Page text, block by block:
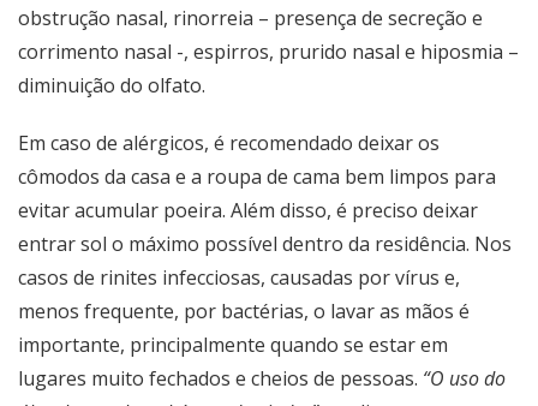
obstrução nasal, rinorreia – presença de secreção e
corrimento nasal -, espirros, prurido nasal e hiposmia –
diminuição do olfato.
Em caso de alérgicos, é recomendado deixar os
cômodos da casa e a roupa de cama bem limpos para
evitar acumular poeira. Além disso, é preciso deixar
entrar sol o máximo possível dentro da residência. Nos
casos de rinites infecciosas, causadas por vírus e,
menos frequente, por bactérias, o lavar as mãos é
importante, principalmente quando se estar em
lugares muito fechados e cheios de pessoas. “O uso do